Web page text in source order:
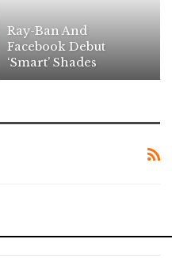
Ray-Ban And
Facebook Debut
‘smart’ Shades